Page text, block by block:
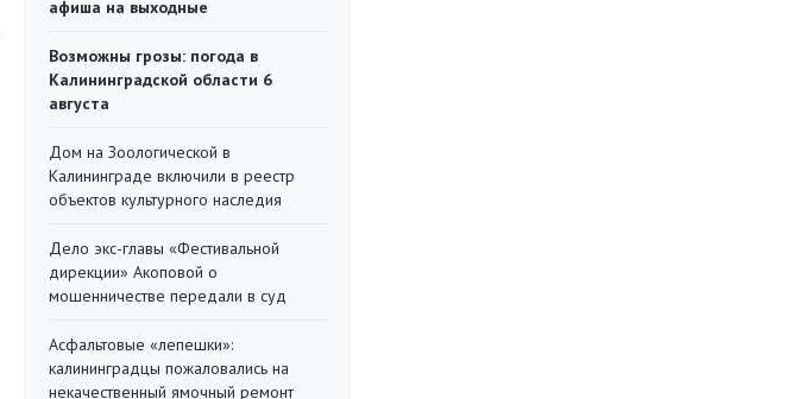
афиша на выходные
Возможны грозы: погода в
Калининградской области 6
августа
Дом на Зоологической в
Калининграде включили в реестр
объектов культурного наследия
Дело экс-главы «Фестивальной
дирекции» Акоповой о
мошенничестве передали в суд
Асфальтовые «лепешки»:
калининградцы пожаловались на
некачественный ямочный ремонт